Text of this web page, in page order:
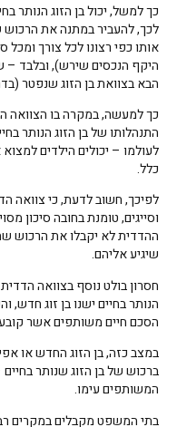
כך למשל, יכול בן הזוג הנותר
לכך, להעביר במתנה את הרכוש
אותו כפי רצונו לכל צורך ומכל
היקף הנכסים שירש), ובלבד –
הבא בצוואת בן הזוג שנפטר
כך למעשה, במקרה בו הצוואה
התנהלותו של בן הזוג הנותר
לעולמו – יכולים הילדים
כלל.
לפיכך, חשוב לדעת, כי צוואה
וסייגים, טומנת בחובה סיכון
ההדדית לא יקבלו את הרכוש
שיגיע אליהם.
חסרון בולט נוסף בצוואה הדדית
הנותר בחיים ישנו בן זוג חדש,
הסכם חיים משותפים אשר קובע
במצב כזה, בן הזוג החדש או
ברכוש של בן הזוג שנותר בחיים
המשותפים עימו.
בתי המשפט מקבלים במקרים